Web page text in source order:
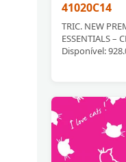
41020C14
TRIC. NEW
ESSENTIALS –
Disponível: